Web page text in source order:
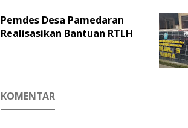
Pemdes Desa Pamedaran
Realisasikan Bantuan RTLH
KOMENTAR